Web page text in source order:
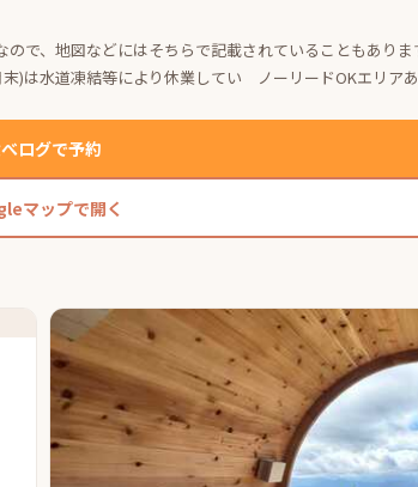
で、地図などにはそちらで記載されていることもあり
)は水道凍結等により休業してい ノーリードOKエリアあ
ログで予約
マップで開く